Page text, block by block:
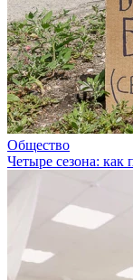
Общество
Четыре сезона: как